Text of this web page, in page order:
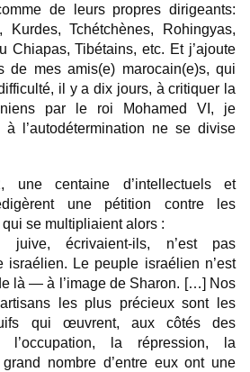
de leurs propres dirigeants:
Kurdes, Tchétchènes, Rohingyas,
Chiapas, Tibétains, etc. Et j’ajoute
de mes amis(e) marocain(e)s, qui
il y a dix jours, à critiquer la
par le roi Mohamed VI, je
l’autodétermination ne se divise
une centaine d’intellectuels et
une pétition contre les
se multipliaient alors :
juive, écrivaient-ils, n’est pas
israélien. Le peuple israélien n’est
là — à l’image de Sharon. […] Nos
les plus précieux sont les
qui œuvrent, aux côtés des
l’occupation, la répression, la
nombre d’entre eux ont une